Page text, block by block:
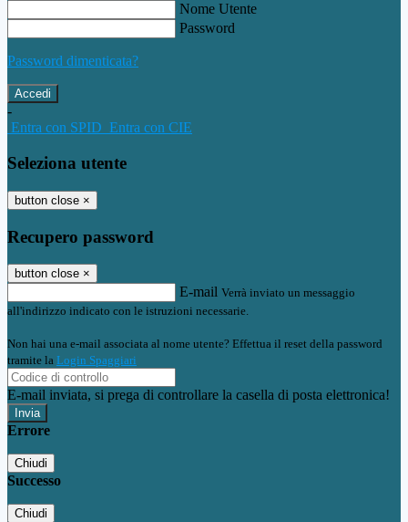
Nome Utente
Password
Password dimenticata?
-
Entra con SPID Entra con CIE
Seleziona utente
button close ×
Recupero password
button close ×
E-mail Verrà inviato un messaggio
all'indirizzo indicato con le istruzioni necessarie.
Non hai una e-mail associata al nome utente? Effettua il reset della password
tramite la Login Spaggiari
E-mail inviata, si prega di controllare la casella di posta elettronica!
Errore
Chiudi
Successo
Chiudi